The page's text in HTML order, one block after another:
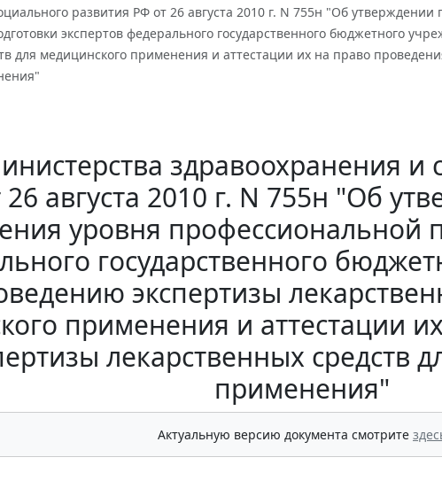
развития РФ от 26 августа 2010 г. N 755н "Об
экспертов федерального государственного бюджетного
для медицинского применения и аттестации их на право
здравоохранения и
августа 2010 г. N 755н "Об
уровня профессиональной
государственного
экспертизы
применения и аттестации
лекарственных средств
применения"
Актуальную версию документа смотрите